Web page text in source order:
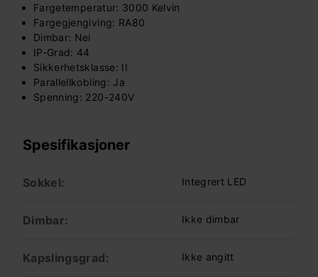
Fargetemperatur: 3000 Kelvin
Fargegjengiving: RA80
Dimbar: Nei
IP-Grad: 44
Sikkerhetsklasse: II
Parallellkobling: Ja
Spenning: 220-240V
Spesifikasjoner
Sokkel: Integrert LED
Dimbar: Ikke dimbar
Kapslingsgrad: Ikke angitt